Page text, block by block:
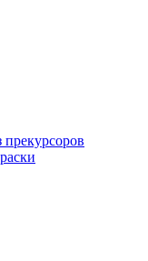
прекурсоров